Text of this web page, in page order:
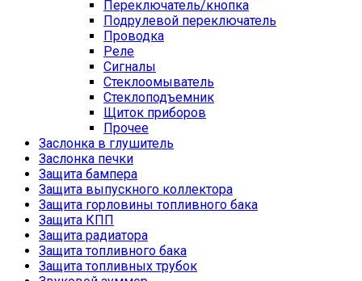
Переключатель/кнопка
Подрулевой переключатель
Проводка
Реле
Сигналы
Стеклоомыватель
Стеклоподъемник
Щиток приборов
Прочее
Заслонка в глушитель
Заслонка печки
Защита бампера
Защита выпускного коллектора
Защита горловины топливного бака
Защита КПП
Защита радиатора
Защита топливного бака
Защита топливных трубок